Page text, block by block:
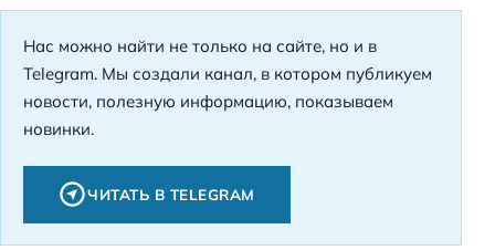
Нас можно найти не только на сайте, но и в
Telegram. Мы создали канал, в котором публикуем
новости, полезную информацию, показываем
новинки.
ЧИТАТЬ В TELEGRAM